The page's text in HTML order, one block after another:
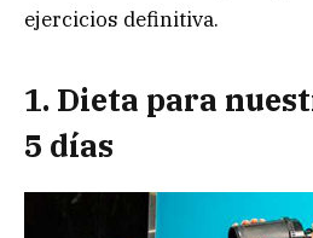
ejercicios definitiva.
1. Dieta para
5 días